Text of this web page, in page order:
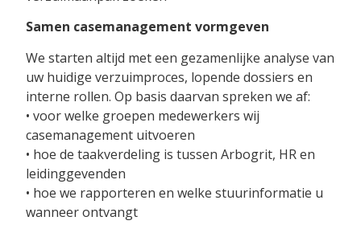
Samen casemanagement vormgeven
We starten altijd met een gezamenlijke analyse van
uw huidige verzuimproces, lopende dossiers en
interne rollen. Op basis daarvan spreken we af:
• voor welke groepen medewerkers wij
casemanagement uitvoeren
• hoe de taakverdeling is tussen Arbogrit, HR en
leidinggevenden
• hoe we rapporteren en welke stuurinformatie u
wanneer ontvangt